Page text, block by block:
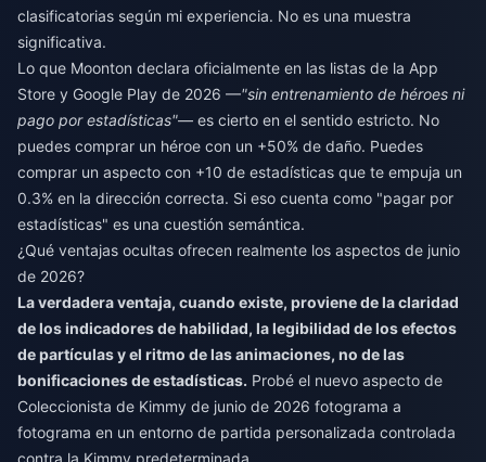
clasificatorias según mi experiencia. No es una muestra
significativa.
Lo que Moonton declara oficialmente en las listas de la App
Store y Google Play de 2026 —"sin entrenamiento de héroes ni
pago por estadísticas"— es cierto en el sentido estricto. No
puedes comprar un héroe con un +50% de daño. Puedes
comprar un aspecto con +10 de estadísticas que te empuja un
0.3% en la dirección correcta. Si eso cuenta como "pagar por
estadísticas" es una cuestión semántica.
¿Qué ventajas ocultas ofrecen realmente los aspectos de junio
de 2026?
La verdadera ventaja, cuando existe, proviene de la claridad
de los indicadores de habilidad, la legibilidad de los efectos
de partículas y el ritmo de las animaciones, no de las
bonificaciones de estadísticas. Probé el nuevo aspecto de
Coleccionista de Kimmy de junio de 2026 fotograma a
fotograma en un entorno de partida personalizada controlada
contra la Kimmy predeterminada.